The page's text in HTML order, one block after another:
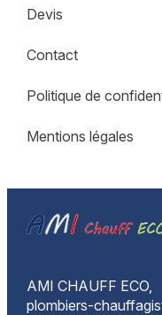
Devis
Contact
Politique de
Mentions légales
AMI CHAUFF ECO,
plombiers-